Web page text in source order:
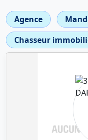
Agence
Chasseur